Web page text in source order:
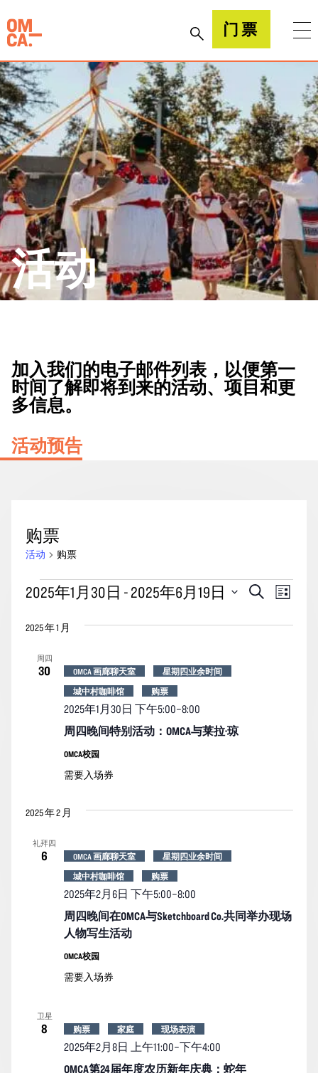
到
内
容
加州奥克兰博物馆(OMCA) 门票
活动
加入我们的电子邮件列表，以便第一
时间了解即将到来的活动、项目和更
多信息。
活动预告
购票
活动 购票
活
活
搜
搜
事
视
列
2025年1月30日 - 2025年6月19日
择
期。
2025 年 1 月
周四
30
周四晚间特别活动：OMCA与莱拉·琼
2025年1月30日 下午5:00–8:00
OMCA 画廊聊天室
星期四业余时间
城中村咖啡馆
购票
OMCA校园
需要入场券
2025 年 2 月
礼拜四
6
周四晚间在OMCA与Sketchboard Co.共同举办现场
人物写生活动
2025年2月6日 下午5:00–8:00
OMCA 画廊聊天室
星期四业余时间
城中村咖啡馆
购票
OMCA校园
需要入场券
卫星
8
OMCA第24届年度农历新年庆典：蛇年
2025年2月8日 上午11:00–下午4:00
购票 家庭 现场表演